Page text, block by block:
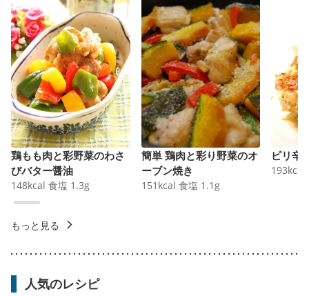
鶏もも肉と彩野菜のわさ
びバター醤油
148kcal 食塩 1.3g
簡単 鶏肉と彩り野菜のオ
ーブン焼き
151 kcal 食塩 1.1 g
ピリ辛
193kcal
もっと見る
人気のレシピ